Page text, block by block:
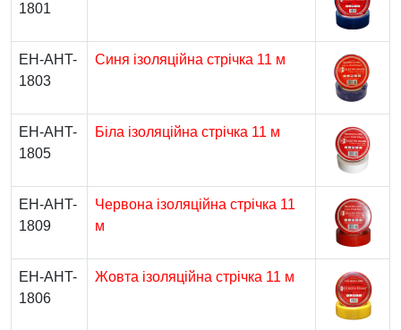
1801
EH-AHT-
1803
Синя ізоляційна стрічка 11 м
EH-AHT-
1805
Біла ізоляційна стрічка 11 м
EH-AHT-
1809
Червона ізоляційна стрічка 11
м
EH-AHT-
1806
Жовта ізоляційна стрічка 11 м